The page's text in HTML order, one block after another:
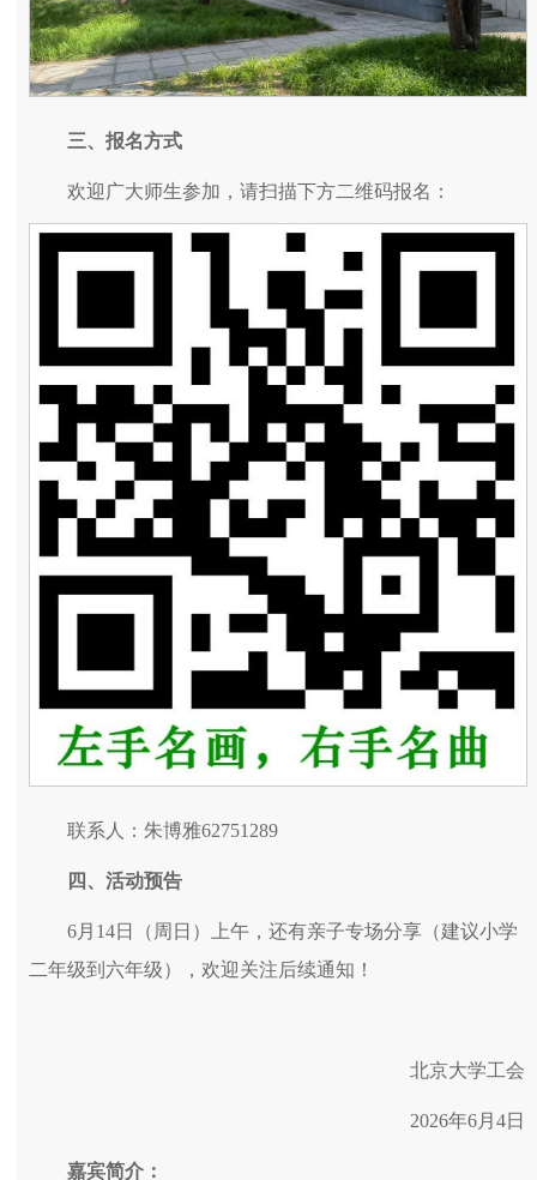
三、报名方式
欢迎广大师生参加，请扫描下方二维码报名：
联系人：朱博雅62751289
四、活动预告
6月14日（周日）上午，还有亲子专场分享（建议小学
二年级到六年级），欢迎关注后续通知！
北京大学工会
2026年6月4日
嘉宾简介：